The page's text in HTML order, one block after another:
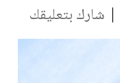
| شارك بتعليقك